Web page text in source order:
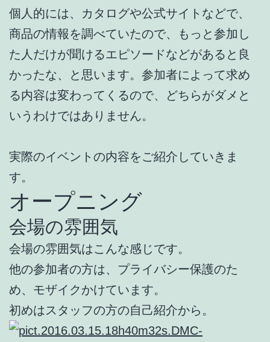
個人的には、カタログや公式サイトなどで、
商品の情報を調べていたので、もっと参加し
た人だけが聞けるエピソードなどがあると良
かったな、と思います。参加者によって求め
る内容は変わってくるので、どちらがダメと
いうわけではありません。
実際のイベントの内容をご紹介していきま
す。
オープニング
会場の雰囲気
会場の雰囲気はこんな感じです。
他の参加者の方は、プライバシー保護のた
め、モザイクかけています。
初めはスタッフの方の自己紹介から。